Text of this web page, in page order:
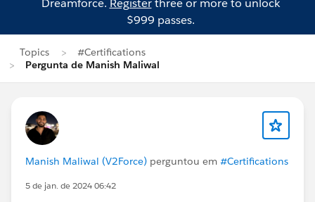
Dreamforce. Registerthree or more to unlock
$999 passes.
Topics
#Certifications
Pergunta de Manish Maliwal
Manish Maliwal (V2Force) perguntou em #Certifications
5 de jan. de 2024 06:42